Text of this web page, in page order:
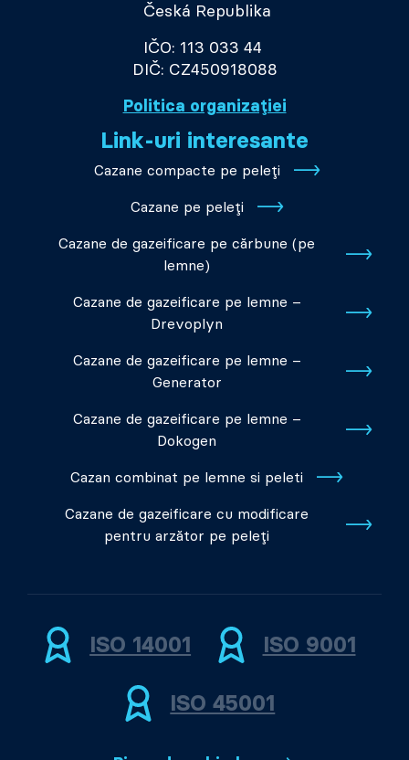
Česká Republika
IČO: 113 033 44
DIČ: CZ450918088
Politica organizației
Link-uri interesante
Cazane compacte pe peleți
Cazane pe peleți
Cazane de gazeificare pe cărbune (pe
lemne)
Cazane de gazeificare pe lemne –
Drevoplyn
Cazane de gazeificare pe lemne –
Generator
Cazane de gazeificare pe lemne –
Dokogen
Cazan combinat pe lemne si peleti
Cazane de gazeificare cu modificare
pentru arzător pe peleți
ISO 14001 ISO 9001
ISO 45001